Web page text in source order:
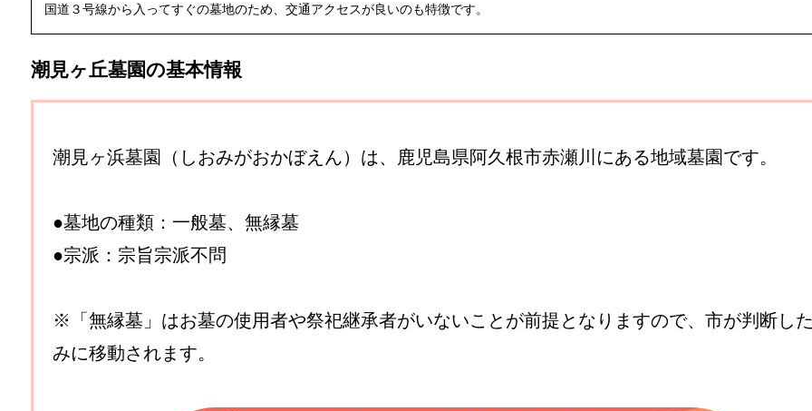
国道３号線から入ってすぐの墓地のため、交通アクセスが良いのも特徴です。
潮見ヶ丘墓園の基本情報
潮見ヶ浜墓園（しおみがおかぼえん）は、鹿児島県阿久根市赤瀬川にある地域墓園です。
●墓地の種類：一般墓、無縁墓
●宗派：宗旨宗派不問
※「無縁墓」はお墓の使用者や祭祀継承者がいないことが前提となりますので、市が判断し
みに移動されます。